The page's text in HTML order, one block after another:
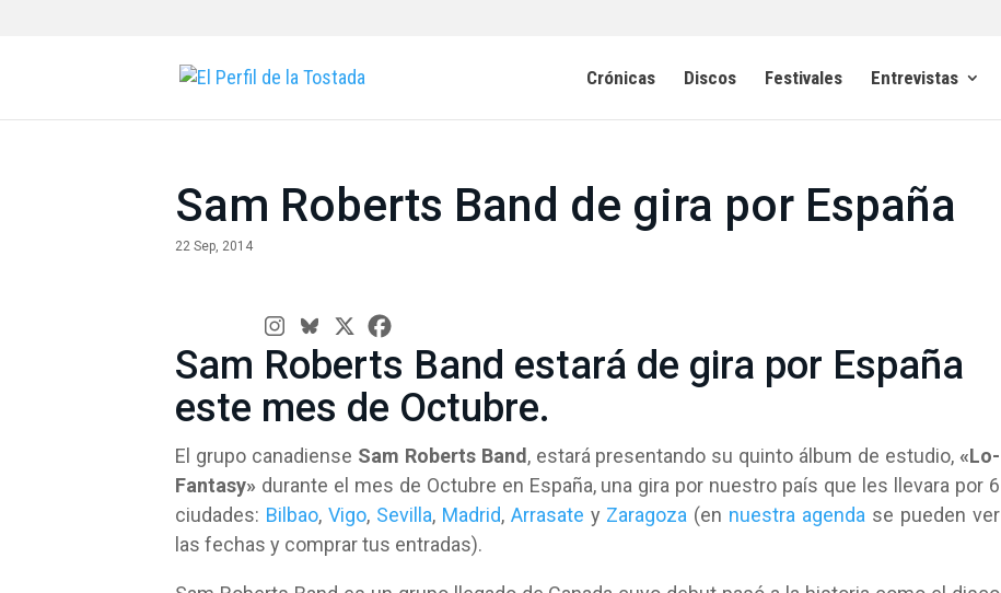
Crónicas Discos Festivales Entrevistas
Sam Roberts Band de gira por España
22 Sep, 2014
Sam Roberts Band estará de gira por España
este mes de Octubre.
El grupo canadiense Sam Roberts Band , estará presentando su quinto álbum de estudio, «Lo-
Fantasy» durante el mes de Octubre en España, una gira por nuestro país que les llevara por 6
ciudades: Bilbao, Vigo, Sevilla, Madrid, Arrasate y Zaragoza (en nuestra agenda se pueden ver
las fechas y comprar tus entradas).